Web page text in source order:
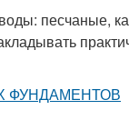
песчаные,